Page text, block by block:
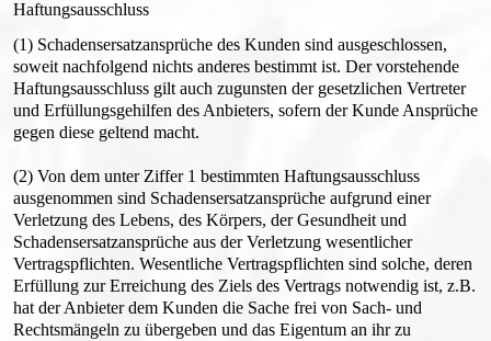
Haftungsausschluss
(1) Schadensersatzansprüche des Kunden sind ausgeschlossen,
soweit nachfolgend nichts anderes bestimmt ist. Der vorstehende
Haftungsausschluss gilt auch zugunsten der gesetzlichen Vertreter
und Erfüllungsgehilfen des Anbieters, sofern der Kunde Ansprüche
gegen diese geltend macht.
(2) Von dem unter Ziffer 1 bestimmten Haftungsausschluss
ausgenommen sind Schadensersatzansprüche aufgrund einer
Verletzung des Lebens, des Körpers, der Gesundheit und
Schadensersatzansprüche aus der Verletzung wesentlicher
Vertragspflichten. Wesentliche Vertragspflichten sind solche, deren
Erfüllung zur Erreichung des Ziels des Vertrags notwendig ist, z.B.
hat der Anbieter dem Kunden die Sache frei von Sach- und
Rechtsmängeln zu übergeben und das Eigentum an ihr zu